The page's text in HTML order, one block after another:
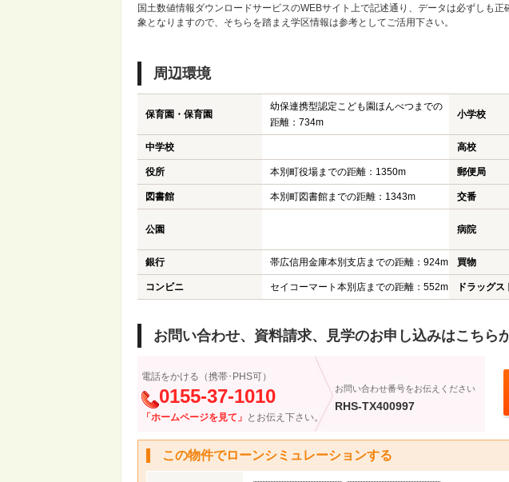
国土数値情報ダウンロードサービスのWEBサイト上で記述通り、データは必ずしも
象となりますので、そちらを踏まえ学区情報は参考としてご活用下さい。
周辺環境
保育園・保育園
幼保連携型認定こども園ほんべつまでの
距離：734m
小学校
中学校 高校
役所 本別町役場までの距離：1350m 郵便局
図書館 本別町図書館までの距離：1343m 交番
公園 病院
銀行 帯広信用金庫本別支店までの距離：924m 買物
コンビニ セイコーマート本別店までの距離：552m ドラッグス
お問い合わせ、資料請求、見学のお申し込みはこちら
電話をかける（携帯･PHS可）
0155-37-1010
「ホームページを見て」 とお伝え下さい。
お問い合わせ番号をお伝えください
RHS-TX400997
この物件でローンシミュレーションする